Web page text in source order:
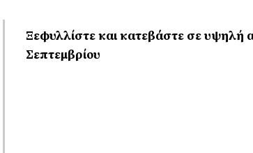
Ξεφυλλίστε και κατεβάστε σε υψηλή
Σεπτεμβρίου